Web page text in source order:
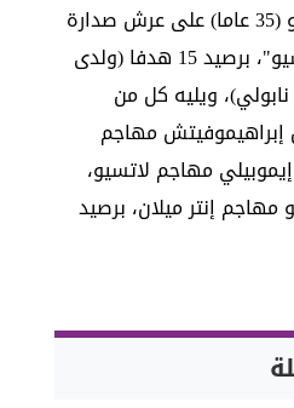
ويتربع كريستيانو رونالدو (35 عاما) على عرش صدارة
هدافي الدوري "الكالتشيو"، برصيد 15 هدفا (ولدى
ويليه كل من
إبراهيموفيتش مهاجم
مهاجم لاتسيو،
إنتر ميلان، برصيد